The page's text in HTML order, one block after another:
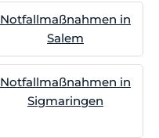
Notfallmaßnahmen in
Salem
Notfallmaßnahmen in
Sigmaringen